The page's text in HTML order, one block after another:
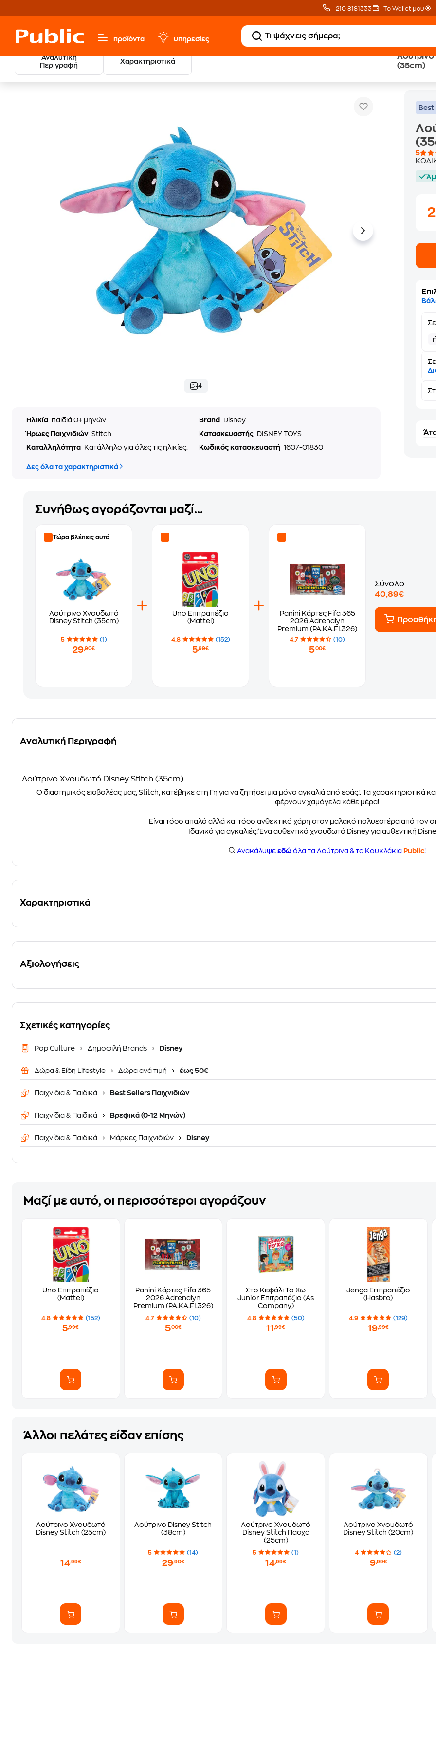
210 8181333 Το Wallet μου
προϊόντα υπηρεσίες
Αναλυτική
Περιγραφή
Χαρακτηριστικά
(35cm)
Παιχνίδια & Παιδικά
4
Ηλικία παιδιά 0+ μηνών Brand
Disney
Ήρωες Παιχνιδιών Stitch Κατασκευαστής
DISNEY TOYS
Καταλληλότητα
Κατάλληλο για όλες τις ηλικίες. Κωδικός κατασκευαστή 1607-01830
Δες όλα τα χαρακτηριστικά
Best
5
Συνήθως αγοράζονται μαζί...
Τώρα βλέπεις αυτό
Λούτρινο Χνουδωτό
Disney Stitch (35cm)
5 (1)
29,90€
Uno Επιτραπέζιο
(Mattel)
4.8 (152)
5,99€
Panini Κάρτες Fifa 365
2026 Adrenalyn
Premium (PA.KA.FI.326)
4.7 (10)
5,00€
Σύνολο
40,89€
Αναλυτική Περιγραφή
Λούτρινο Χνουδωτό Disney Stitch (35cm)
Ο διαστημικός εισβολέας μας, Stitch, κατέβηκε στη Γη για να ζητήσει μια μόνο αγκαλιά από εσάς!. Τα χαρακτηριστικά
φέρνουν χαμόγελα κάθε μέρα!
Είναι τόσο απαλό αλλά και τόσο ανθεκτικό χάρη στον μαλακό πολυεστέρα από τον
Ιδανικό για αγκαλιές! Ένα αυθεντικό χνουδωτό Disney για αυθεντική
Ανακάλυψε εδώ όλα τα Λούτρινα & τα Κουκλάκια Public!
Χαρακτηριστικά
Αξιολογήσεις
Σχετικές κατηγορίες
Pop Culture Δημοφιλή Brands Disney
Δώρα & Είδη Lifestyle Δώρα ανά τιμή έως 50€
Παιχνίδια & Παιδικά Best Sellers Παιχνιδιών
Παιχνίδια & Παιδικά Βρεφικά (0-12 Μηνών)
Παιχνίδια & Παιδικά Μάρκες Παιχνιδιών Disney
Μαζί με αυτό, οι περισσότεροι αγοράζουν
Uno Επιτραπέζιο
(Mattel)
4.8 (152)
5,99€
Panini Κάρτες Fifa 365
2026 Adrenalyn
Premium (PA.KA.FI.326)
4.7 (10)
5,00€
Στο Κεφάλι Το Χω
Junior Επιτραπέζιο (As
Company)
4.8 (50)
11,99€
Jenga Επιτραπέζιο
(Hasbro)
4.9 (129)
19,99€
Άλλοι πελάτες είδαν επίσης
Λούτρινο Χνουδωτό
Disney Stitch (25cm)
14,99€
Λούτρινο Disney Stitch
(38cm)
5 (14)
29,90€
Λούτρινο Χνουδωτό
Disney Stitch Πασχα
(25cm)
5 (1)
14,99€
Λούτρινο Χνουδωτό
Disney Stitch (20cm)
4 (2)
9,99€